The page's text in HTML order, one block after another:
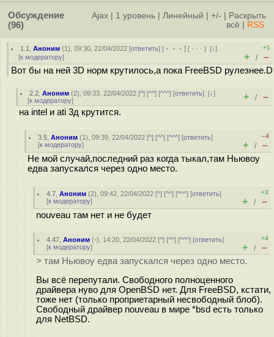
Обсуждение
(96)
Ajax 1 уровень Линейный +/-
Раскрыть
всё
RSS
1.1 ,Аноним (1), 09:30, 22/04/2022 [ответить] [ ﹢﹢﹢] [ · · ·][↓]
[к модератору]
+1
+ / –
Вот бы на ней 3D норм крутилось,а пока FreeBSD рулезнее.D
2.2 ,Аноним (2), 09:33, 22/04/2022 [^] [^^] [^^^] [ответить][↓]
[к модератору] + / –
на intel и ati 3д крутится.
3.5 ,Аноним (1), 09:39, 22/04/2022 [^] [^^] [^^^] [ответить]
[к модератору]
–4
+ / –
Не мой случай,последний раз когда тыкал,там Ньювоу
едва запускался через одно место.
4.7 ,Аноним (2), 09:42, 22/04/2022 [^] [^^] [^^^] [ответить]
[к модератору]
+3
+ / –
nouveau там нет и не будет
4.47 ,Аноним (-), 14:20, 22/04/2022 [^] [^^] [^^^] [ответить]
[к модератору]
+4
+ / –
> там Ньювоу едва запускался через одно место.
Вы всё перепутали. Свободного полноценного
драйвера нуво для OpenBSD нет. Для FreeBSD, кстати,
тоже нет (только проприетарный несвободный блоб).
Свободный драйвер nouveau в мире *bsd есть только
для NetBSD.